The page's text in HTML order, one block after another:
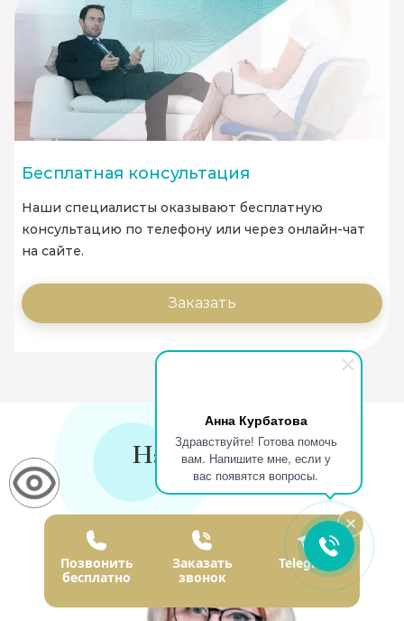
Анна Курбатова
Здравствуйте! Готова помочь
вам. Напишите мне, если у
вас появятся вопросы.
Бесплатная консультация
Наши специалисты оказывают бесплатную
консультацию по телефону или через онлайн-чат
на сайте.
Заказать
Наши врачи
Позвонить
бесплатно
Заказать
звонок
Telegram